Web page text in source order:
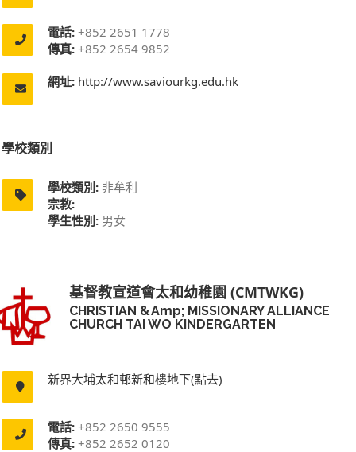
電話: +852 2651 1778
傳真: +852 2654 9852
網址: http://www.saviourkg.edu.hk
學校類別
學校類別: 非牟利
宗教:
學生性別: 男女
基督教宣道會太和幼稚園 (CMTWKG)
CHRISTIAN &amp; MISSIONARY ALLIANCE
CHURCH TAI WO KINDERGARTEN
新界大埔太和邨新和樓地下(點去)
電話: +852 2650 9555
傳真: +852 2652 0120